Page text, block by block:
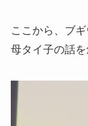
ここから、ブ
母タイ子の話を